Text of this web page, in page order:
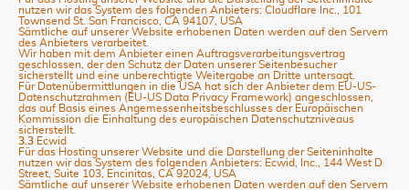
nutzen wir das System des folgenden Anbieters: Cloudflare Inc., 101
Townsend St. San Francisco, CA 94107, USA
Sämtliche auf unserer Website erhobenen Daten werden auf den Servern
des Anbieters verarbeitet.
Wir haben mit dem Anbieter einen Auftragsverarbeitungsvertrag
geschlossen, der den Schutz der Daten unserer Seitenbesucher
sicherstellt und eine unberechtigte Weitergabe an Dritte untersagt.
Für Datenübermittlungen in die USA hat sich der Anbieter dem EU-US-
Datenschutzrahmen (EU-US Data Privacy Framework) angeschlossen,
das auf Basis eines Angemessenheitsbeschlusses der Europäischen
Kommission die Einhaltung des europäischen Datenschutzniveaus
sicherstellt.
3.3 Ecwid
Für das Hosting unserer Website und die Darstellung der Seiteninhalte
nutzen wir das System des folgenden Anbieters: Ecwid, Inc., 144 West D
Street, Suite 103, Encinitas, CA 92024, USA
Sämtliche auf unserer Website erhobenen Daten werden auf den Servern